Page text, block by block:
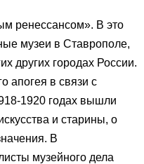
ренессансом». В это
музеи в Ставрополе,
других городах России.
апогея в связи с
1920 годах вышли
и старины, о
В
музейного дела